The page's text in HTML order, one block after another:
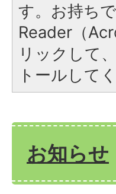
す。お持ち
Reader（
リックして
トールして
お知らせ